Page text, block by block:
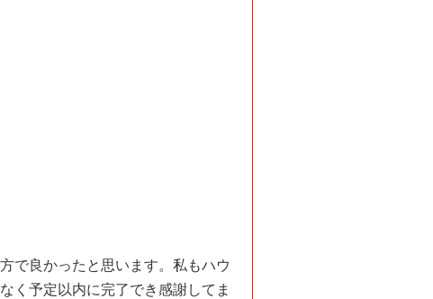
で良かったと思います。私もハウ
く予定以内に完了でき感謝してま